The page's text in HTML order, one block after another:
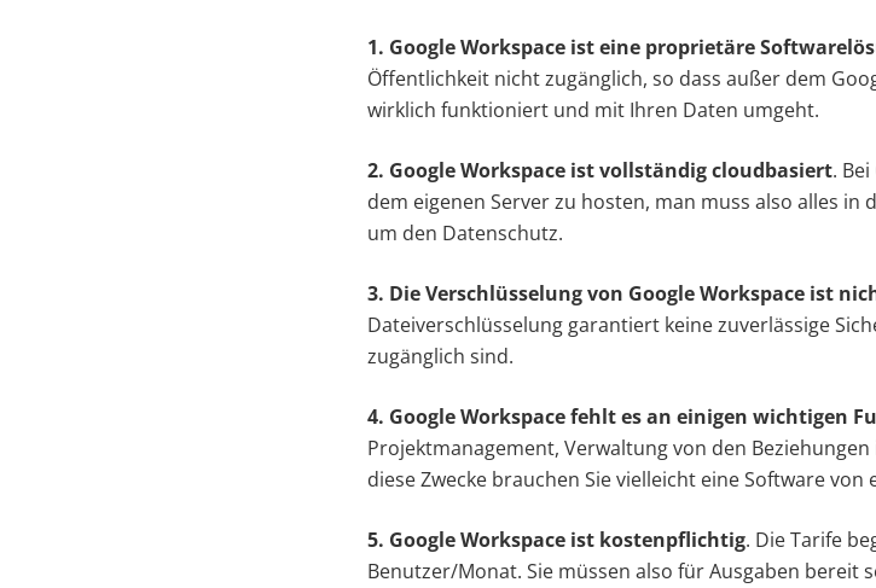
1. Google Workspace ist eine proprietäre
Öffentlichkeit nicht zugänglich, so dass außer dem
wirklich funktioniert und mit Ihren Daten umgeht.
2. Google Workspace ist vollständig cloudbasiert.
dem eigenen Server zu hosten, man muss also alles in
um den Datenschutz.
3. Die Verschlüsselung von Google Workspace ist
Dateiverschlüsselung garantiert keine zuverlässige
zugänglich sind.
4. Google Workspace fehlt es an einigen wichtigen
Projektmanagement, Verwaltung von den
diese Zwecke brauchen Sie vielleicht eine Software
5. Google Workspace ist kostenpflichtig. Die Tarife
Benutzer/Monat. Sie müssen also für Ausgaben bereit